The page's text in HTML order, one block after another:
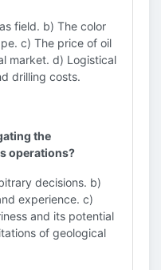
field. b) The color
c) The price of oil
market. d) Logistical
drilling costs.
the
operations?
decisions. b)
experience. c)
and its potential
of geological